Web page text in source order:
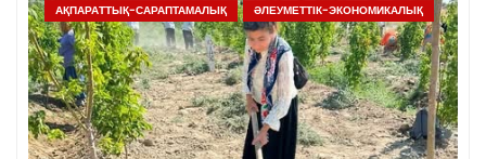
АҚПАРАТТЫҚ-САРАПТАМАЛЫҚ ӘЛЕУМЕТТІК-ЭКОНОМИКАЛЫҚ